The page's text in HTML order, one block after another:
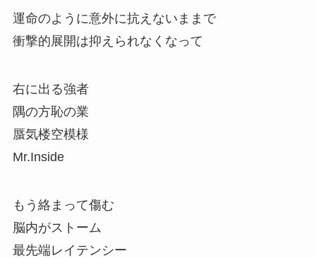
運命のように意外に抗えないままで
衝撃的展開は抑えられなくなって
右に出る強者
隅の方恥の業
蜃気楼空模様
Mr.Inside
もう絡まって傷む
脳内がストーム
最先端レイテンシー